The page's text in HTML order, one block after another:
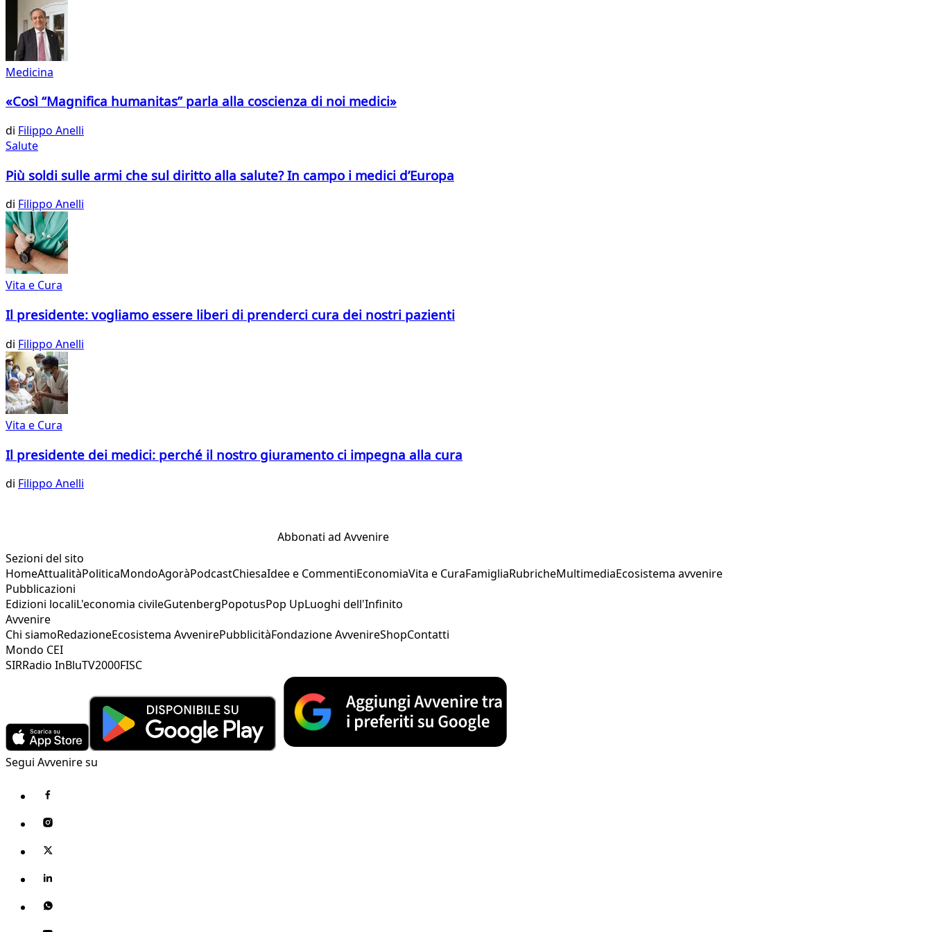
Medicina
«Così “Magnifica humanitas” parla alla coscienza di noi medici»
di Filippo Anelli
Salute
Più soldi sulle armi che sul diritto alla salute? In campo i medici d’Europa
di Filippo Anelli
Vita e Cura
Il presidente: vogliamo essere liberi di prenderci cura dei nostri pazienti
di Filippo Anelli
Vita e Cura
Il presidente dei medici: perché il nostro giuramento ci impegna alla cura
di Filippo Anelli
Abbonati ad Avvenire
Sezioni del sito
HomeAttualitàPoliticaMondoAgoràPodcastChiesaIdee e CommentiEconomiaVita e CuraFamigliaRubricheMultimediaEcosistema avvenire
Pubblicazioni
Edizioni localiL'economia civileGutenbergPopotusPop UpLuoghi dell'Infinito
Avvenire
Chi siamoRedazioneEcosistema AvvenirePubblicitàFondazione AvvenireShopContatti
Mondo CEI
SIRRadio InBluTV2000FISC
Segui Avvenire su